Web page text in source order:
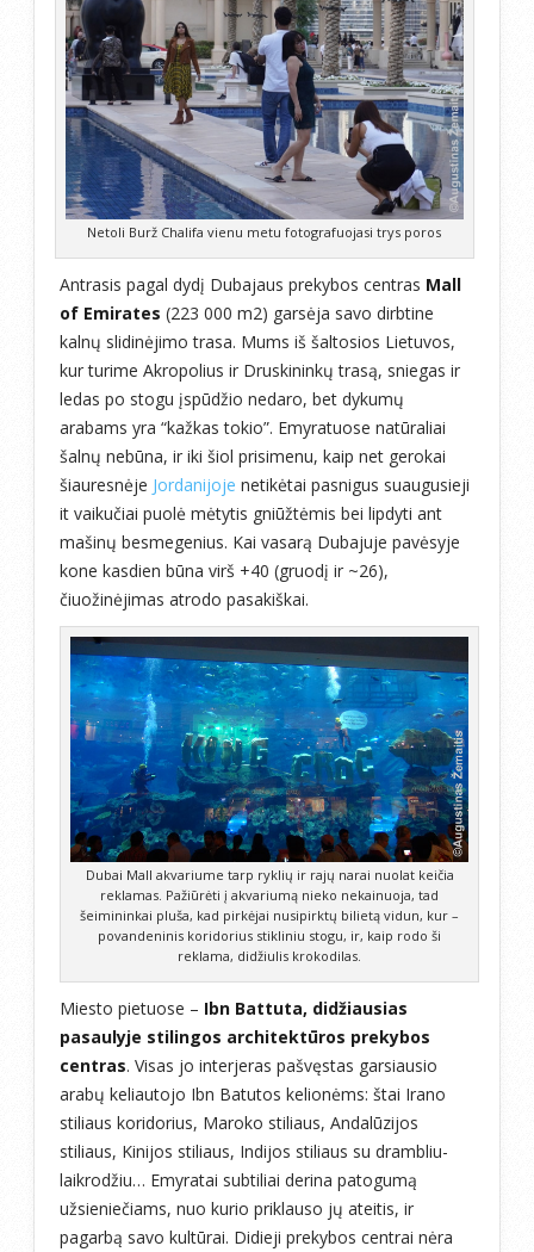
Netoli Burž Chalifa vienu metu fotografuojasi trys poros
Antrasis pagal dydį Dubajaus prekybos centras Mall
of Emirates (223 000 m2) garsėja savo dirbtine
kalnų slidinėjimo trasa. Mums iš šaltosios Lietuvos,
kur turime Akropolius ir Druskininkų trasą, sniegas ir
ledas po stogu įspūdžio nedaro, bet dykumų
arabams yra “kažkas tokio”. Emyratuose natūraliai
šalnų nebūna, ir iki šiol prisimenu, kaip net gerokai
šiauresnėje Jordanijoje netikėtai pasnigus suaugusieji
it vaikučiai puolė mėtytis gniūžtėmis bei lipdyti ant
mašinų besmegenius. Kai vasarą Dubajuje pavėsyje
kone kasdien būna virš +40 (gruodį ir ~26),
čiuožinėjimas atrodo pasakiškai.
Dubai Mall akvariume tarp ryklių ir rajų narai nuolat keičia
reklamas. Pažiūrėti į akvariumą nieko nekainuoja, tad
šeimininkai pluša, kad pirkėjai nusipirktų bilietą vidun, kur –
povandeninis koridorius stikliniu stogu, ir, kaip rodo ši
reklama, didžiulis krokodilas.
Miesto pietuose – Ibn Battuta, didžiausias
pasaulyje stilingos architektūros prekybos
centras. Visas jo interjeras pašvęstas garsiausio
arabų keliautojo Ibn Batutos kelionėms: štai Irano
stiliaus koridorius, Maroko stiliaus, Andalūzijos
stiliaus, Kinijos stiliaus, Indijos stiliaus su drambliu-
laikrodžiu… Emyratai subtiliai derina patogumą
užsieniečiams, nuo kurio priklauso jų ateitis, ir
pagarbą savo kultūrai. Didieji prekybos centrai nėra